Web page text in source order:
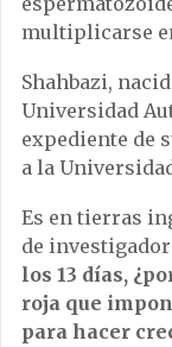
multiplicarse
Shahbazi,
Universidad
expediente de
a la
Es en tierras
de
los 13 días,
roja que
para hacer